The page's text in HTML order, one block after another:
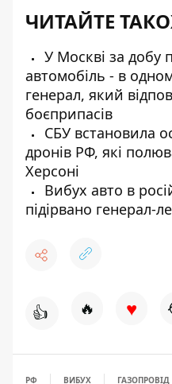
ЧИТАЙТЕ
У Москві за добу
автомобіль - в
генерал, який
боєприпасів
СБУ встановила
дронів РФ, які
Херсоні
Вибух авто в
підірвано генерал-
👍 🔥 ♥
РФ ВИБУХ ГАЗОПРОВІД